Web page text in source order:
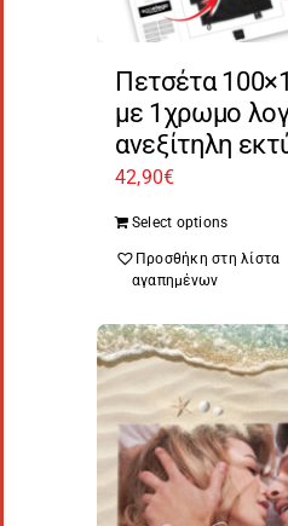
Πετσέτα
με 1χρωμο
ανεξίτηλη
42,90€
Select options
Προσθήκη στη λίστα
αγαπημένων